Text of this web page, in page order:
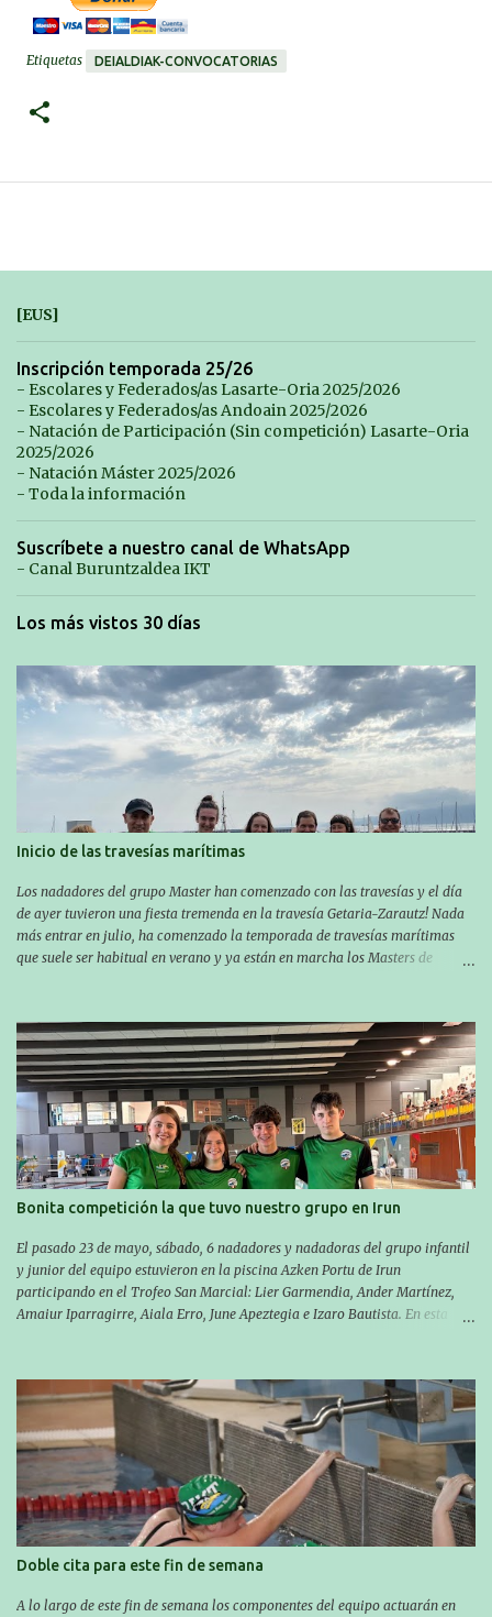
Etiquetas DEIALDIAK-CONVOCATORIAS
[EUS]
Inscripción temporada 25/26
- Escolares y Federados/as Lasarte-Oria 2025/2026
- Escolares y Federados/as Andoain 2025/2026
- Natación de Participación (Sin competición) Lasarte-Oria
2025/2026
- Natación Máster 2025/2026
- Toda la información
Suscríbete a nuestro canal de WhatsApp
- Canal Buruntzaldea IKT
Los más vistos 30 días
Inicio de las travesías marítimas
Los nadadores del grupo Master han comenzado con las travesías y el día
de ayer tuvieron una fiesta tremenda en la travesía Getaria-Zarautz! Nada
más entrar en julio, ha comenzado la temporada de travesías marítimas
que suele ser habitual en verano y ya están en marcha los Masters de
próxima cita. Para empezar, el 13 de julio, Manu Santos participó en la
XXXVIII. Travesía a nado de Ondarroa y recorrió una distancia de 1600
metros en 28 minutos y 30 segundos. Al día siguiente, Manu Santos y su
compañero Asier Gorostegi participaron en la V. San Antón Bira. En esta
travesía se realiza un recorrido desde la playa de Gaztetape hasta la playa
de Malkorbe, pero debido al estado del mar de aquel día, la organización
decidió hacerlo en el interior de la bahía de la playa de Malkorbe. Así,
Asier completó el recorrido en 29 minutos y 30 segundos, c...
Bonita competición la que tuvo nuestro grupo en Irun
El pasado 23 de mayo, sábado, 6 nadadores y nadadoras del grupo infantil
y junior del equipo estuvieron en la piscina Azken Portu de Irun
participando en el Trofeo San Marcial: Lier Garmendia, Ander Martínez,
Amaiur Iparragirre, Aiala Erro, June Apeztegia e Izaro Bautista. En esta
marcas. A pesar de no conseguir marca, pasaron una tarde muy buena y
sirvió para reforzar su experiencia. La mayoría ya ha terminado la
temporada, pero seguiremos trabajando con quienes están en la recta final,
trabajando para que cada uno consiga sus objetivos personales. BRNPWR!
Doble cita para este fin de semana
A lo largo de este fin de semana los componentes del equipo actuarán en